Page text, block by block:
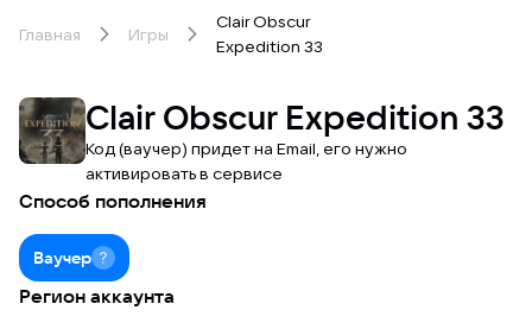
Главная Игры
Clair Obscur
Expedition 33
Clair Obscur Expedition 33
Код (ваучер) придет на Email, его нужно
активировать в сервисе
Способ пополнения
Ваучер
Регион аккаунта